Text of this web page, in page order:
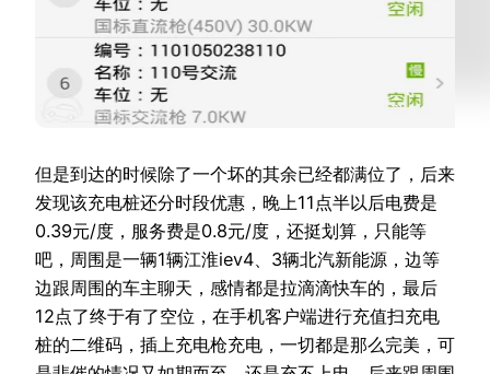
但是到达的时候除了一个坏的其余已经都满位了，后来
发现该充电桩还分时段优惠，晚上11点半以后电费是
0.39元/度，服务费是0.8元/度，还挺划算，只能等
吧，周围是一辆1辆江淮iev4、3辆北汽新能源，边等
边跟周围的车主聊天，感情都是拉滴滴快车的，最后
12点了终于有了空位，在手机客户端进行充值扫充电
桩的二维码，插上充电枪充电，一切都是那么完美，可